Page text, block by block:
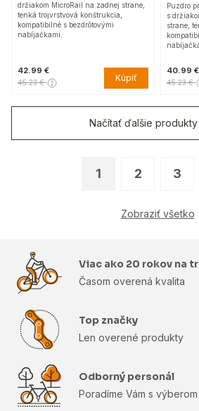
držiakom MicroRail na zadnej strane,
tenká trojvrstvová konštrukcia,
kompatibilné s bezdrôtovými
nabíjačkami.
42.99 €
45.23 € Kúpiť
Puzdro
s
strane,
40.99 €
45.23 €
1 2 3
Zobraziť všetko
Načítať ďalšie produkty
Viac ako 20 rokov na
Časom overená kvalita
Top značky
Len overené produkty
Odborný personál
Poradíme Vám s výberom